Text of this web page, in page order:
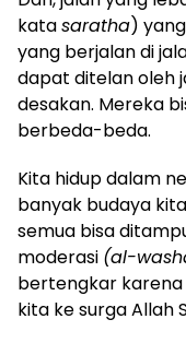
katasaratha)
yang berjalan di
dapat ditelan oleh
desakan. Mereka
berbeda-beda.
Kita hidup dalam
banyak budaya
semua bisa
moderasi (al-
bertengkar
kita ke surga Allah